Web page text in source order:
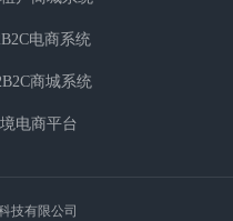
电商系统
商城系统
电商平台
技有限公司